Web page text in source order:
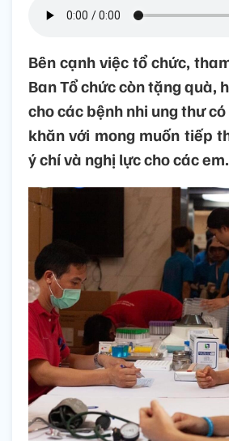
Bên cạnh việc tổ chức,
Ban Tổ chức còn tặng quà,
cho các bệnh nhi ung thư
khăn với mong muốn tiếp
ý chí và nghị lực cho các em.